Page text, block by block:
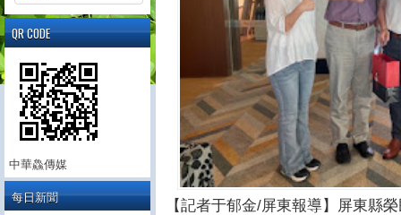
【記者于郁金/屏東報導】屏東縣
QR CODE
中華鱻傳媒
每日新聞